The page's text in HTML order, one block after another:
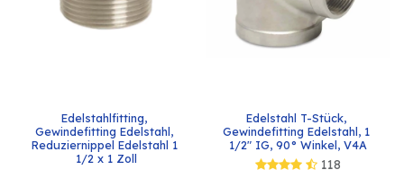
Edelstahlfitting,
Gewindefitting Edelstahl,
Reduziernippel Edelstahl 1
1/2 x 1 Zoll
Edelstahl T-Stück,
Gewindefitting Edelstahl, 1
1/2" IG, 90° Winkel, V4A
118